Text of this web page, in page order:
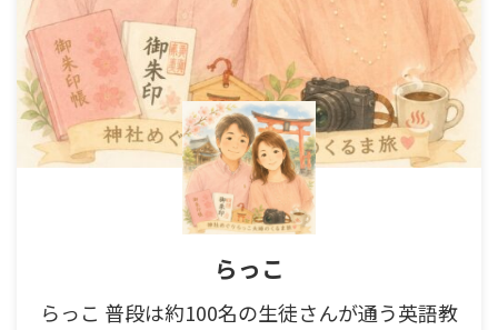
らっこ
らっこ 普段は約100名の生徒さんが通う英語教